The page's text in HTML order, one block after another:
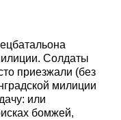
Солдаты
приезжали (без
милиции
или
бомжей,